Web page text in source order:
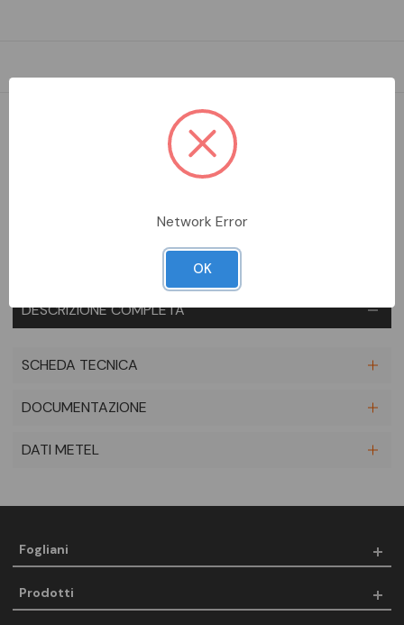
DESCRIZIONE COMPLETA
SCHEDA TECNICA
DOCUMENTAZIONE
DATI METEL
Fogliani
Prodotti
Network Error
OK